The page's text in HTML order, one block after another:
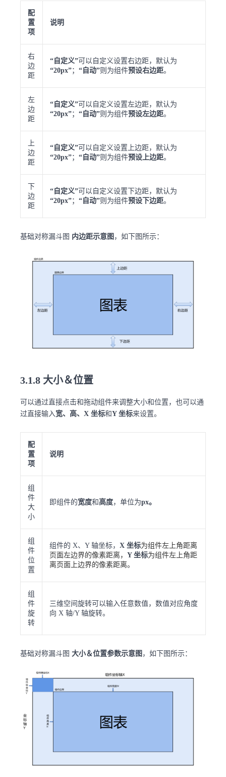
配
置
项
说明
右
边
距
“自定义”可以自定义设置右边距，默认为
“20px”； “自动”则为组件预设右边距。
左
边
距
“自定义”可以自定义设置左边距，默认为
“20px”； “自动”则为组件预设左边距。
上
边
距
“自定义”可以自定义设置上边距，默认为
“20px”； “自动”则为组件预设上边距。
下
边
距
“自定义”可以自定义设置下边距，默认为
“20px”； “自动”则为组件预设下边距。
基础对称漏斗图 内边距示意图 ，如下图所示：
3.1.8 大小＆位置
可以通过直接点击和拖动组件来调整大小和位置，也可以通
过直接输入宽、高、X 坐标和Y 坐标来设置。
配
置
项
说明
组
件
大
小
即组件的宽度和 高度，单位为px。
组
件
位
置
组件的 X、Y 轴坐标， X 坐标为组件左上角距离
页面左边界的像素距离， Y 坐标为组件左上角距
离页面上边界的像素距离。
组
件
旋
转
三维空间旋转可以输入任意数值，数值对应角度
向 X 轴/Y 轴旋转。
基础对称漏斗图 大小＆位置参数示意图 ，如下图所示：